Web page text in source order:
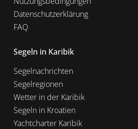
Datenschutzerklärung
FAQ
Segeln in Karibik
Segelnachrichten
Segelregionen
Wetter in der Karibik
Segeln in Kroatien
Yachtcharter Karibik